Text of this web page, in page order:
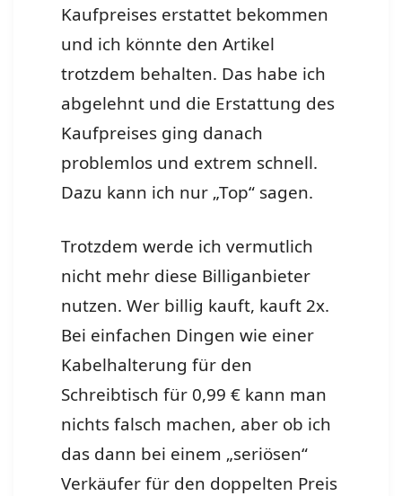
Kaufpreises erstattet bekommen
und ich könnte den Artikel
trotzdem behalten. Das habe ich
abgelehnt und die Erstattung des
Kaufpreises ging danach
problemlos und extrem schnell.
Dazu kann ich nur „Top“ sagen.
Trotzdem werde ich vermutlich
nicht mehr diese Billiganbieter
nutzen. Wer billig kauft, kauft 2x.
Bei einfachen Dingen wie einer
Kabelhalterung für den
Schreibtisch für 0,99 € kann man
nichts falsch machen, aber ob ich
das dann bei einem „seriösen“
Verkäufer für den doppelten Preis